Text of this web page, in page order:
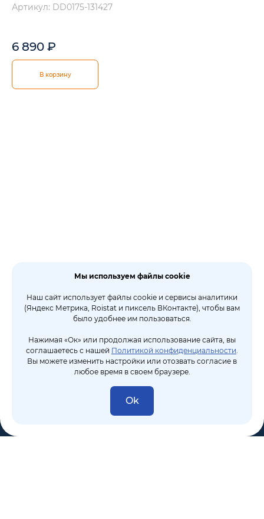
Артикул: DD0175-131427
6 890 ₽
В корзину
Мы используем файлы cookie
Наш сайт использует файлы cookie и сервисы аналитики
(Яндекс Метрика, Roistat и пиксель ВКонтакте), чтобы вам
было удобнее им пользоваться.
Нажимая «Ок» или продолжая использование сайта, вы
соглашаетесь с нашей Политикой конфиденциальности.
Вы можете изменить настройки или отозвать согласие в
любое время в своем браузере.
Ok